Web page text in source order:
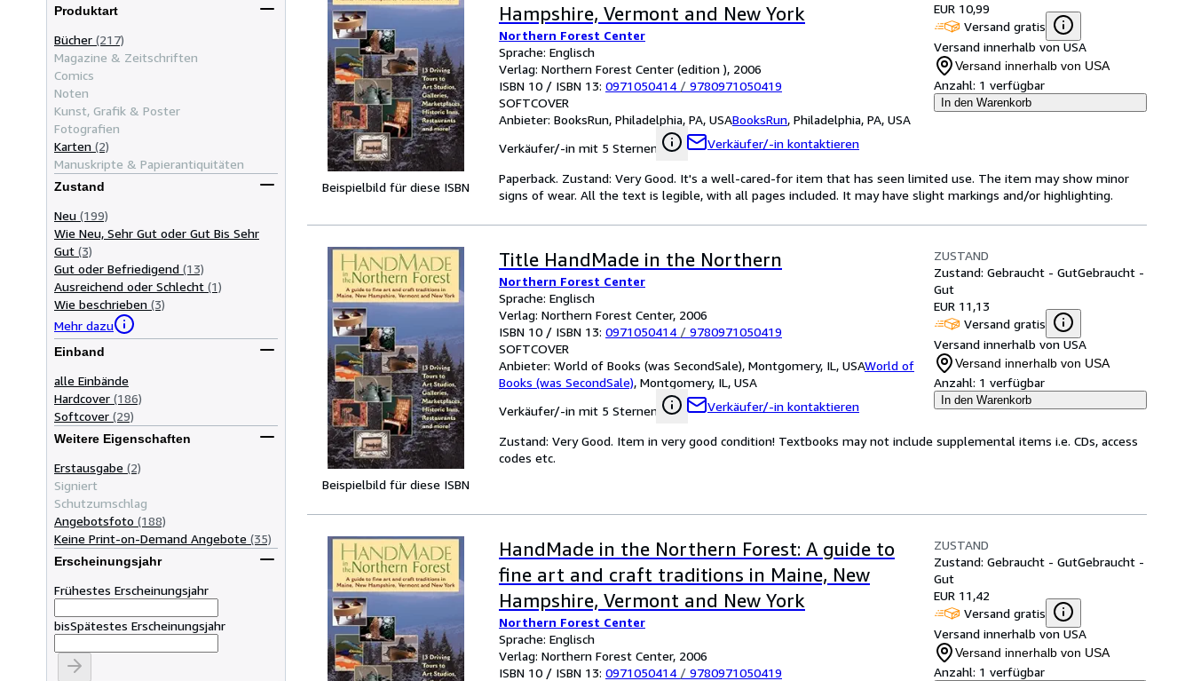
Produktart
Bücher (217)
Magazine & Zeitschriften
Comics
Noten
Kunst, Grafik & Poster
Fotografien
Karten (2)
Manuskripte & Papierantiquitäten
Zustand
Neu (199)
Wie Neu, Sehr Gut oder Gut Bis Sehr
Gut (3)
Gut oder Befriedigend (13)
Ausreichend oder Schlecht (1)
Wie beschrieben (3)
Mehr dazu
Einband
alle Einbände
Hardcover (186)
Softcover (29)
Weitere Eigenschaften
Erstausgabe (2)
Signiert
Schutzumschlag
Angebotsfoto (188)
Keine Print-on-Demand Angebote (35)
Erscheinungsjahr
Frühestes Erscheinungsjahr
bisSpätestes Erscheinungsjahr
Beispielbild für diese ISBN
Hampshire, Vermont and New York
Northern Forest Center
Sprache: Englisch
Verlag: Northern Forest Center (edition ), 2006
ISBN 10 / ISBN 13: 0971050414 / 9780971050419
SOFTCOVER
Anbieter: BooksRun, Philadelphia, PA, USABooksRun, Philadelphia, PA, USA
Verkäufer/-in mit 5 Sternen
Verkäufer/-in kontaktieren
EUR 10,99
Versand gratis
Versand innerhalb von USA
Versand innerhalb von USA
Anzahl: 1 verfügbar
In den Warenkorb
Paperback. Zustand: Very Good. It's a well-cared-for item that has seen limited use. The item may show minor
signs of wear. All the text is legible, with all pages included. It may have slight markings and/or highlighting.
Beispielbild für diese ISBN
Title HandMade in the Northern
Northern Forest Center
Sprache: Englisch
Verlag: Northern Forest Center, 2006
ISBN 10 / ISBN 13: 0971050414 / 9780971050419
SOFTCOVER
Anbieter: World of Books (was SecondSale), Montgomery, IL, USAWorld of
Books (was SecondSale), Montgomery, IL, USA
Verkäufer/-in mit 5 Sternen
Verkäufer/-in kontaktieren
ZUSTAND
Zustand: Gebraucht - GutGebraucht -
Gut
EUR 11,13
Versand gratis
Versand innerhalb von USA
Versand innerhalb von USA
Anzahl: 1 verfügbar
In den Warenkorb
Zustand: Very Good. Item in very good condition! Textbooks may not include supplemental items i.e. CDs, access
codes etc.
HandMade in the Northern Forest: A guide to
fine art and craft traditions in Maine, New
Hampshire, Vermont and New York
Northern Forest Center
Sprache: Englisch
Verlag: Northern Forest Center, 2006
ISBN 10 / ISBN 13: 0971050414 / 9780971050419
ZUSTAND
Zustand: Gebraucht - GutGebraucht -
Gut
EUR 11,42
Versand gratis
Versand innerhalb von USA
Versand innerhalb von USA
Anzahl: 1 verfügbar